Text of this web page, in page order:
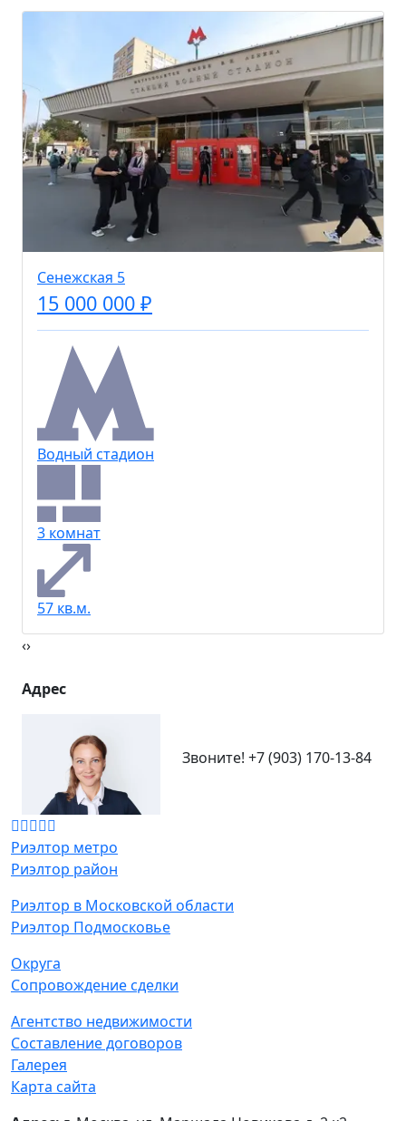
Сенежская 5
15 000 000 ₽
Водный стадион
3 комнат
57 кв.м.
‹›
Адрес
Звоните! +7 (903) 170-13-84
Риэлтор метро
Риэлтор район
Риэлтор в Московской области
Риэлтор Подмосковье
Округа
Сопровождение сделки
Агентство недвижимости
Составление договоров
Галерея
Карта сайта